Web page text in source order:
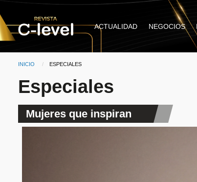
Pasar al contenido principal
Main
ACTUALIDAD NEGOCIOS
Ruta de navegación
INICIO CURRENT:
ESPECIALES
Especiales
Mujeres que inspiran